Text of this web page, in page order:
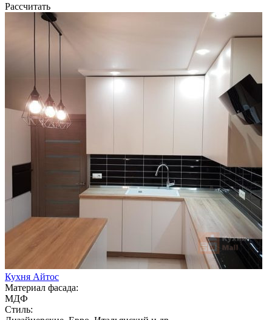
Рассчитать
Кухня Айтос
Материал фасада:
МДФ
Стиль: